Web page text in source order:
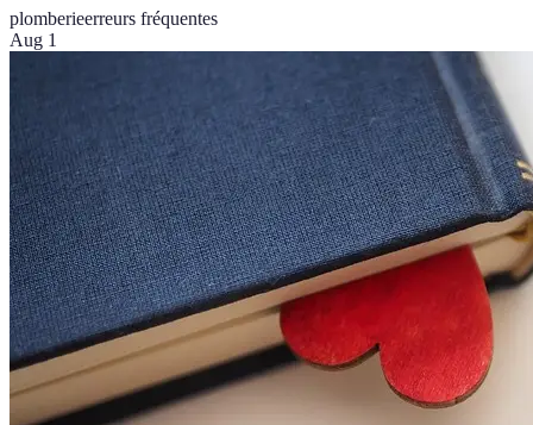
plomberieerreurs fréquentes
Aug 1